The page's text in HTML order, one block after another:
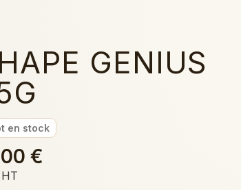
GENIUS
en stock
€
HT